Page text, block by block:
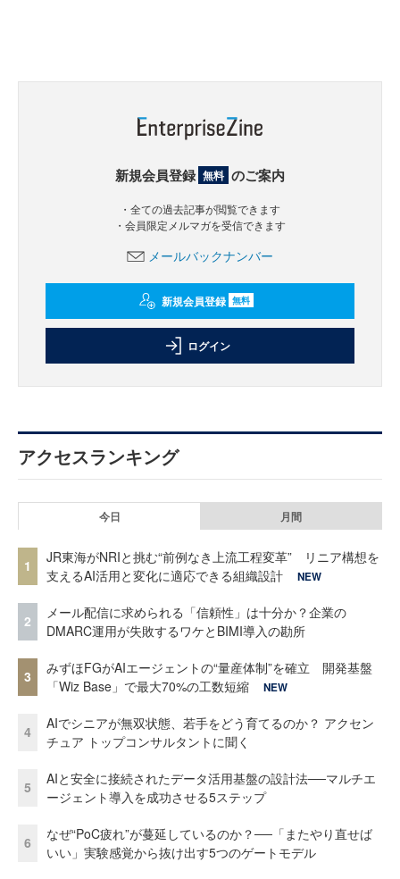
新規会員登録 無料 のご案内
・全ての過去記事が閲覧できます
・会員限定メルマガを受信できます
メールバックナンバー
新規会員登録 無料
ログイン
アクセスランキング
今日 月間
1
JR東海がNRIと挑む“前例なき上流工程変革” リニア構想を
支えるAI活用と変化に適応できる組織設計
NEW
2
メール配信に求められる「信頼性」は十分か？企業の
DMARC運用が失敗するワケとBIMI導入の勘所
3
みずほFGがAIエージェントの“量産体制”を確立 開発基盤
「Wiz Base」で最大70%の工数短縮
NEW
4
AIでシニアが無双状態、若手をどう育てるのか？ アクセン
チュア トップコンサルタントに聞く
5
AIと安全に接続されたデータ活用基盤の設計法──マルチエ
ージェント導入を成功させる5ステップ
6
なぜ“PoC疲れ”が蔓延しているのか？──「またやり直せば
いい」実験感覚から抜け出す5つのゲートモデル